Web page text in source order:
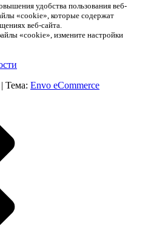
удобства пользования веб-
«cookie», которые содержат
веб-сайта.
«cookie», измените настройки
| Тема: Envo eCommerce